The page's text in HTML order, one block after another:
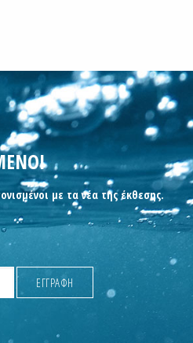
με τα νέα της έκθεσης.